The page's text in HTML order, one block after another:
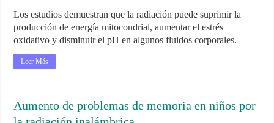
Los estudios demuestran que la radiación puede suprimir la
producción de energía mitocondrial, aumentar el estrés
oxidativo y disminuir el pH en algunos fluidos corporales.
Leer Más
Aumento de problemas de memoria en niños por